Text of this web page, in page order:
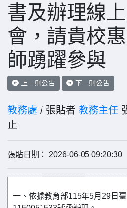
書及辦理線
會，請貴校
師踴躍參與
上一則公告 下一則公告
教務處 / 張貼者 教務主任
止
張貼日期： 2026-06-05
一、依據教育部115年5月29日